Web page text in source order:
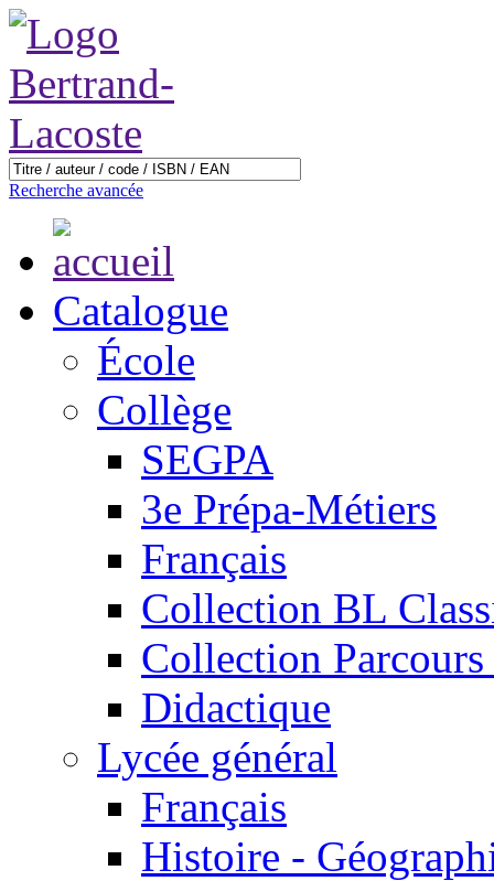
Recherche avancée
Catalogue
École
Collège
SEGPA
3e Prépa-Métiers
Français
Collection BL
Collection
Didactique
Lycée général
Français
Histoire -